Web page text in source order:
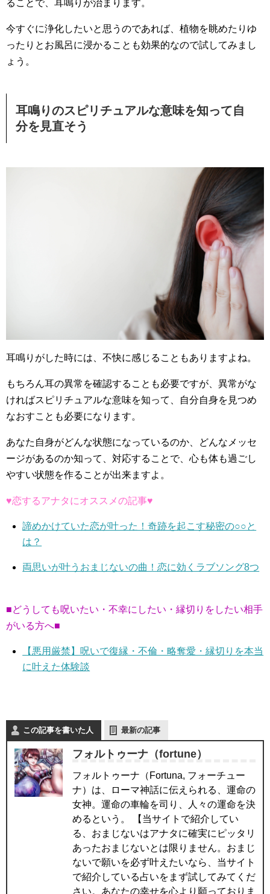
ることで、耳鳴りが治まります。
今すぐに浄化したいと思うのであれば、植物を眺めたりゆ
ったりとお風呂に浸かることも効果的なので試してみまし
ょう。
耳鳴りのスピリチュアルな意味を知って自
分を見直そう
耳鳴りがした時には、不快に感じることもありますよね。
もちろん耳の異常を確認することも必要ですが、異常がな
ければスピリチュアルな意味を知って、自分自身を見つめ
なおすことも必要になります。
あなた自身がどんな状態になっているのか、どんなメッセ
ージがあるのか知って、対応することで、心も体も過ごし
やすい状態を作ることが出来ますよ。
♥恋するアナタにオススメの記事♥
諦めかけていた恋が叶った！奇跡を起こす秘密の○○と
は？
両思いが叶うおまじないの曲！恋に効くラブソング8つ
■どうしても呪いたい・不幸にしたい・縁切りをしたい相手
がいる方へ■
【悪用厳禁】呪いで復縁・不倫・略奪愛・縁切りを本当
に叶えた体験談
この記事を書いた人 最新の記事
フォルトゥーナ（fortune）
フォルトゥーナ（Fortuna, フォーチュー
ナ）は、ローマ神話に伝えられる、運命の
女神。運命の車輪を司り、人々の運命を決
めるという。 【当サイトで紹介してい
る、おまじないはアナタに確実にピッタリ
あったおまじないとは限りません。おまじ
ないで願いを必ず叶えたいなら、当サイト
で紹介している占いをまず試してみてくだ
さい。あなたの幸せを心より願っておりま